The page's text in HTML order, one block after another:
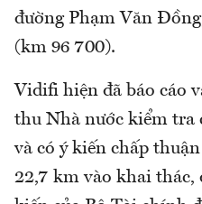
đường Phạm Văn
(km 96 700).
Vidifi hiện đã báo cáo
thu Nhà nước kiểm tra
và có ý kiến chấp
22,7 km vào khai thác,